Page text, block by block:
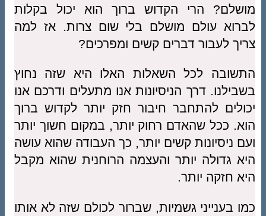
מושלם? הרי הקדוש ברוך הוא יכול בקלות
לברוא עולם מושלם בלי שום צרות. אז למה
צריך לעבור דברים קשים ומפרכים?
התשובה לכל השאלות האלו היא שזה נחוץ
בשבילנו. דרך הניסיונות אנו מתעלים ודרכם אנו
יכולים להתחבר חיבור חזק יותר לקדוש ברוך
הוא. ככל שהאדם רחוק יותר, במקום חשוך יותר
ועם ניסיונות קשים יותר, כך העבודה שהוא עושה
היא גדולה יותר והעצמה הרוחנית שהוא מקבל
היא חזקה יותר.
כמו בענייני גשמיות, שברור לכולם שזה לא אותו